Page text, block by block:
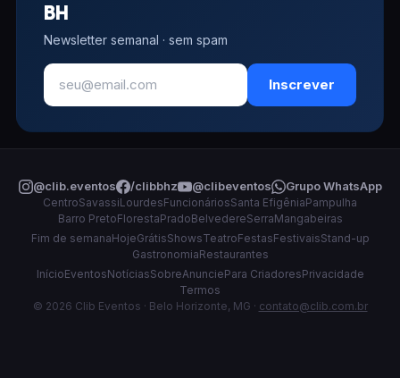
BH
Newsletter semanal · sem spam
Inscrever
@clib.eventos /clibbhz @clibeventos Grupo WhatsApp
CentroSavassiLourdesFuncionáriosSanta EfigêniaPampulha
Barro PretoFlorestaPradoBelvedereSerraMangabeiras
Fim de semanaHojeGrátisShowsTeatroFestasFestivaisStand-up
GastronomiaRestaurantes
InícioEventosNotíciasSobreAnunciePara CriadoresPrivacidade
Termos
© 2026 Clib Eventos · Belo Horizonte, MG · contato@clib.com.br